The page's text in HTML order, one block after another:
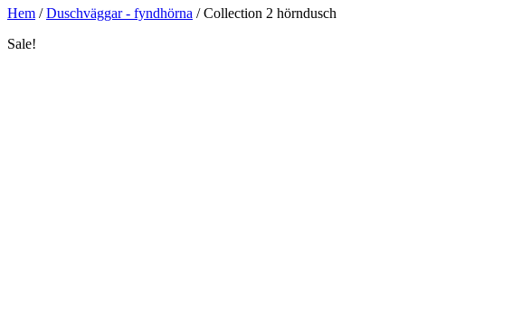
Hem /Duschväggar - fyndhörna /Collection 2 hörndusch
Sale!